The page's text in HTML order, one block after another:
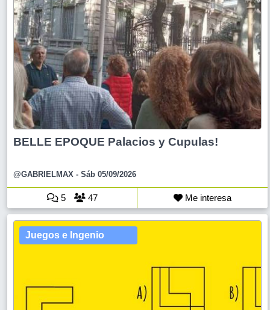
BELLE EPOQUE Palacios y Cupulas!
@GABRIELMAX - Sáb 05/09/2026
5 47 Me interesa
Juegos e Ingenio